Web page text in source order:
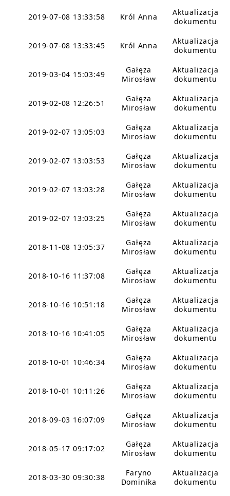
2019-07-08 13:33:58 Król Anna
Aktualizacja
dokumentu
2019-07-08 13:33:45 Król Anna
Aktualizacja
dokumentu
2019-03-04 15:03:49
Gałęza
Mirosław
Aktualizacja
dokumentu
2019-02-08 12:26:51
Gałęza
Mirosław
Aktualizacja
dokumentu
2019-02-07 13:05:03
Gałęza
Mirosław
Aktualizacja
dokumentu
2019-02-07 13:03:53
Gałęza
Mirosław
Aktualizacja
dokumentu
2019-02-07 13:03:28
Gałęza
Mirosław
Aktualizacja
dokumentu
2019-02-07 13:03:25
Gałęza
Mirosław
Aktualizacja
dokumentu
2018-11-08 13:05:37
Gałęza
Mirosław
Aktualizacja
dokumentu
2018-10-16 11:37:08
Gałęza
Mirosław
Aktualizacja
dokumentu
2018-10-16 10:51:18
Gałęza
Mirosław
Aktualizacja
dokumentu
2018-10-16 10:41:05
Gałęza
Mirosław
Aktualizacja
dokumentu
2018-10-01 10:46:34
Gałęza
Mirosław
Aktualizacja
dokumentu
2018-10-01 10:11:26
Gałęza
Mirosław
Aktualizacja
dokumentu
2018-09-03 16:07:09
Gałęza
Mirosław
Aktualizacja
dokumentu
2018-05-17 09:17:02
Gałęza
Mirosław
Aktualizacja
dokumentu
2018-03-30 09:30:38
Faryno
Dominika
Aktualizacja
dokumentu